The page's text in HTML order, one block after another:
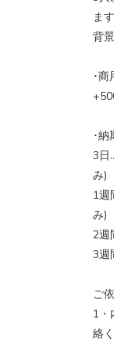
ます
背
･商
･納
3日
み)
1週
み)
2週
3週
ご
1・
絡